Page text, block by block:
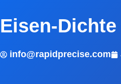
Eisen-
info@rapidprecise.com